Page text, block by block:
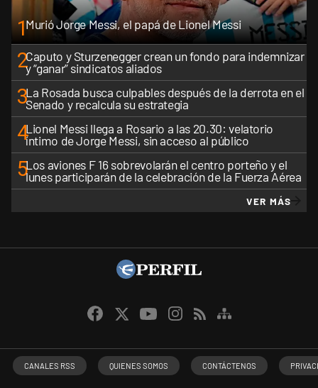
1Murió Jorge Messi, el papá de Lionel Messi
2Caputo y Sturzenegger crean un fondo para indemnizar
y “ganar” sindicatos aliados
3La Rosada busca culpables después de la derrota en el
Senado y recalcula su estrategia
4Lionel Messi llega a Rosario a las 20.30: velatorio
íntimo de Jorge Messi, sin acceso al público
5Los aviones F 16 sobrevolarán el centro porteño y el
lunes participarán de la celebración de la Fuerza Aérea
VER MÁS
CANALES RSS QUIENES SOMOS CONTÁCTENOS